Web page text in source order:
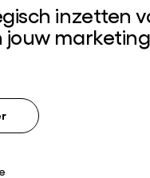
inzetten
jouw marketing